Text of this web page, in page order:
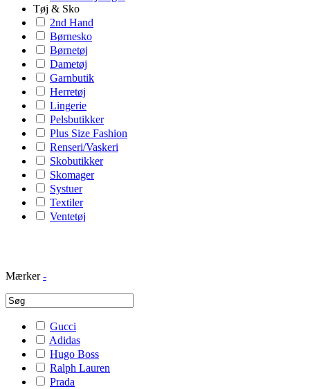
Tøj & Sko
2nd Hand
Børnesko
Børnetøj
Dametøj
Garnbutik
Herretøj
Lingerie
Pelsbutikker
Plus Size Fashion
Renseri/Vaskeri
Skobutikker
Skomager
Systuer
Textiler
Ventetøj
Mærker -
Gucci
Adidas
Hugo Boss
Ralph Lauren
Prada